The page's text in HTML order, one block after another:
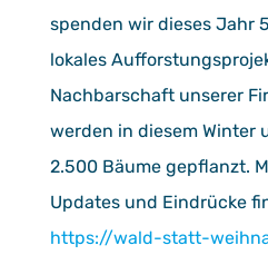
spenden wir dieses Jahr
lokales
Nachbarschaft unserer
werden in diesem Winter
2.500 Bäume gepflanzt.
Updates und Eindrücke
https://wald-statt-